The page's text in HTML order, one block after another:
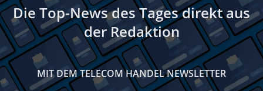
Die Top-News des Tages direkt aus
der Redaktion
MIT DEM TELECOM HANDEL NEWSLETTER